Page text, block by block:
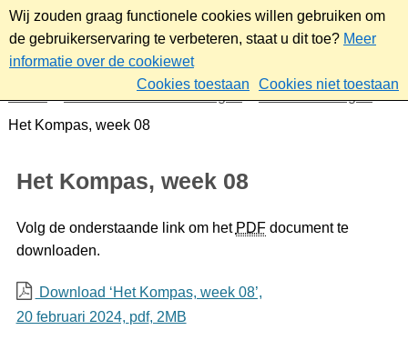
Wij zouden graag functionele cookies willen gebruiken om
de gebruikerservaring te verbeteren, staat u dit toe? Meer
informatie over de cookiewet
Cookies toestaan
Cookies niet toestaan
Nieuws & bekendmakingen
Bekendmakingen
Het Kompas, week 08
Het Kompas, week 08
Volg de onderstaande link om het PDFdocument te
downloaden.
Download ‘Het Kompas, week 08’,
20 februari 2024, pdf, 2MB